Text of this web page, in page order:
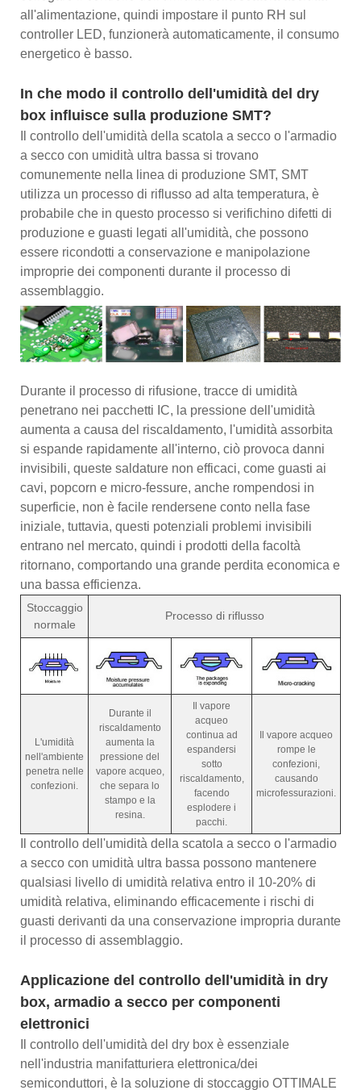
all'alimentazione, quindi impostare il punto RH sul
controller LED, funzionerà automaticamente, il consumo
energetico è basso.
In che modo il controllo dell'umidità del dry
box influisce sulla produzione SMT?
Il controllo dell'umidità della scatola a secco o l'armadio
a secco con umidità ultra bassa si trovano
comunemente nella linea di produzione SMT, SMT
utilizza un processo di riflusso ad alta temperatura, è
probabile che in questo processo si verifichino difetti di
produzione e guasti legati all'umidità, che possono
essere ricondotti a conservazione e manipolazione
improprie dei componenti durante il processo di
assemblaggio.
Durante il processo di rifusione, tracce di umidità
penetrano nei pacchetti IC, la pressione dell'umidità
aumenta a causa del riscaldamento, l'umidità assorbita
si espande rapidamente all'interno, ciò provoca danni
invisibili, queste saldature non efficaci, come guasti ai
cavi, popcorn e micro-fessure, anche rompendosi in
superficie, non è facile rendersene conto nella fase
iniziale, tuttavia, questi potenziali problemi invisibili
entrano nel mercato, quindi i prodotti della facoltà
ritornano, comportando una grande perdita economica e
una bassa efficienza.
Stoccaggio
normale
Processo di riflusso
L'umidità
nell'ambiente
penetra nelle
confezioni.
Durante il
riscaldamento
aumenta la
pressione del
vapore acqueo,
che separa lo
stampo e la
resina.
Il vapore
acqueo
continua ad
espandersi
sotto
riscaldamento,
facendo
esplodere i
pacchi.
Il vapore acqueo
rompe le
confezioni,
causando
microfessurazioni.
Il controllo dell'umidità della scatola a secco o l'armadio
a secco con umidità ultra bassa possono mantenere
qualsiasi livello di umidità relativa entro il 10-20% di
umidità relativa, eliminando efficacemente i rischi di
guasti derivanti da una conservazione impropria durante
il processo di assemblaggio.
Applicazione del controllo dell'umidità in dry
box, armadio a secco per componenti
elettronici
Il controllo dell'umidità del dry box è essenziale
nell'industria manifatturiera elettronica/dei
semiconduttori, è la soluzione di stoccaggio OTTIMALE